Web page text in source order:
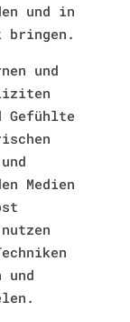
und in
bringen.
und
Gefühlte
Medien
und